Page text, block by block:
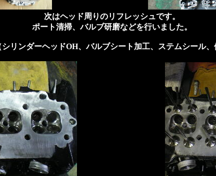
次はヘッド周りのリフレッシュです。
ポート清掃、バルブ研磨などを行いました。
シリンダーヘッドOH、バルブシート加工、ステムシール、